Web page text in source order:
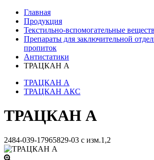
Главная
Продукция
Текстильно-вспомогательные
Препараты для заключительной
пропиток
Антистатики
ТРАЦКАН А
ТРАЦКАН А
ТРАЦКАН АКС
ТРАЦКАН А
2484-039-17965829-03 с изм.1,2